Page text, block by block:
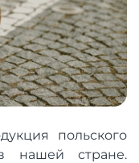
польского
нашей стране.